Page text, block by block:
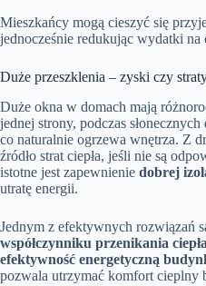
Mieszkańcy mogą cieszyć się
jednocześnie redukując wydatki na
Duże przeszklenia – zyski czy
Duże okna w domach mają
jednej strony, podczas
co naturalnie ogrzewa wnętrza. Z
źródło strat ciepła, jeśli nie są
istotne jest zapewnienie dobrej
utratę energii.
Jednym z efektywnych rozwiązań
współczynniku przenikania ciepła
efektywność energetyczną
pozwala utrzymać komfort cieplny